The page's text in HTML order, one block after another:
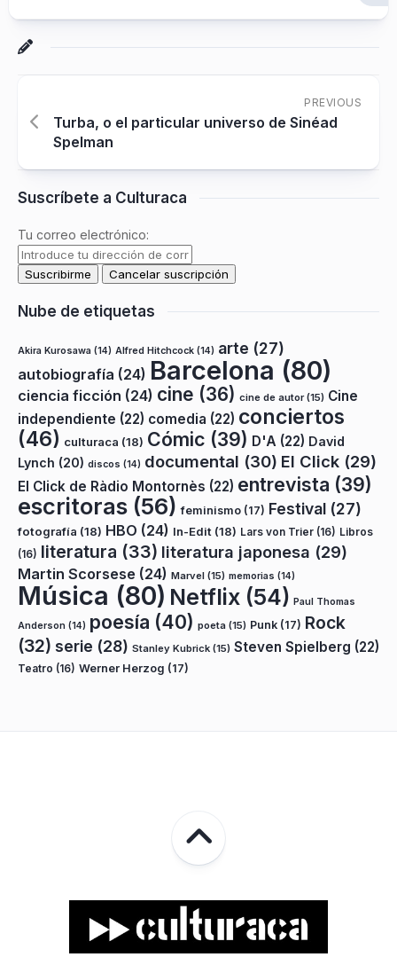
PREVIOUS
Turba, o el particular universo de Sinéad
Spelman
Suscríbete a Culturaca
Tu correo electrónico:
Nube de etiquetas
Akira Kurosawa (14) Alfred Hitchcock (14) arte (27)
autobiografía (24) Barcelona (80)
ciencia ficción (24) cine (36) cine de autor(15) Cine
independiente (22) comedia (22) conciertos
(46) culturaca (18) Cómic (39) D'A (22) David
Lynch (20) discos (14) documental (30) El Click (29)
El Click de Ràdio Montornès (22) entrevista (39)
escritoras (56) feminismo (17) Festival (27)
fotografía (18) HBO (24) In-Edit (18) Lars von Trier (16) Libros
(16) literatura (33) literatura japonesa (29)
Martin Scorsese (24) Marvel (15) memorias (14)
Música (80) Netflix (54) Paul Thomas
Anderson (14) poesía (40) poeta (15) Punk (17) Rock
(32) serie (28) Stanley Kubrick (15) Steven Spielberg (22)
Teatro (16) Werner Herzog (17)